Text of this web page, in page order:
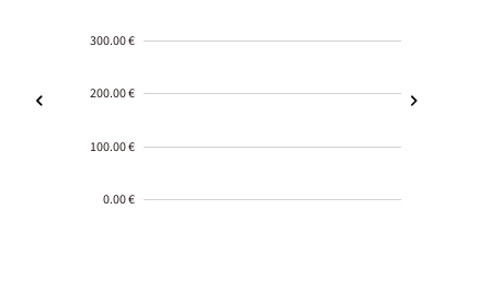
300.00 €
200.00 €
100.00 €
0.00 €